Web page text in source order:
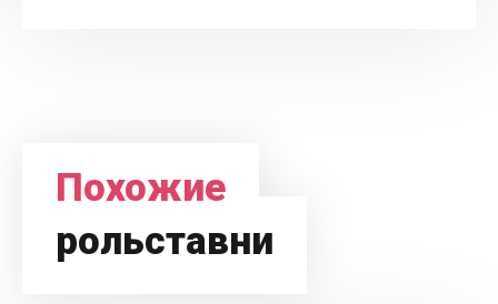
Похожие
рольставни